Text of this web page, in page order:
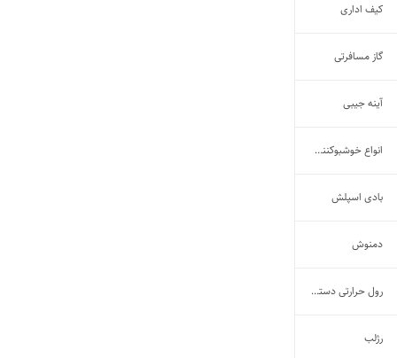
کیف اداری
گاز مسافرتی
آینه جیبی
انواع خوشبوکننده هوا
بادی اسپلش
دمنوش
رول حرارتی دستگاه pos
رژلب